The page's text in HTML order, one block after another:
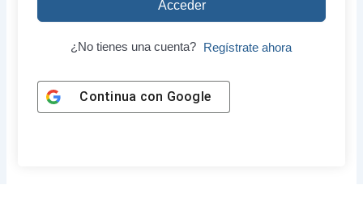
Acceder
¿No tienes una cuenta? Regístrate ahora
Continua con Google